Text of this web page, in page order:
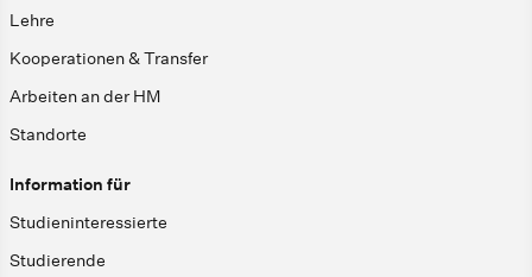
Lehre
Kooperationen & Transfer
Arbeiten an der HM
Standorte
Information für
Studieninteressierte
Studierende